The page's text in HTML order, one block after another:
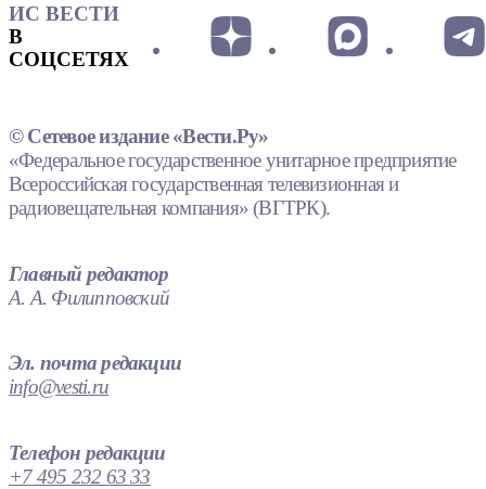
ИС ВЕСТИ
В
СОЦСЕТЯХ
© Сетевое издание «Вести.Ру»
«Федеральное государственное унитарное предприятие
Всероссийская государственная телевизионная и
радиовещательная компания» (ВГТРК).
Главный редактор
А. А. Филипповский
Эл. почта редакции
info@vesti.ru
Телефон редакции
+7 495 232 63 33